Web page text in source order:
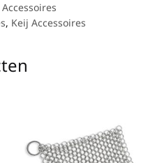
, Keij Accessoires